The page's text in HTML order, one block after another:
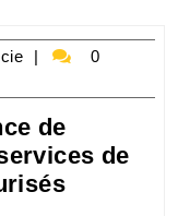
et
d’Orly
:
Trouvez
le
parking-
0
de
de